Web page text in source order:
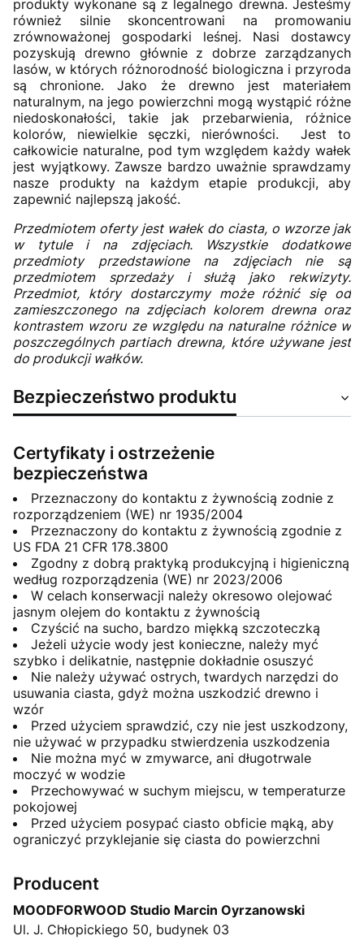
produkty wykonane są z legalnego drewna. Jesteśmy
również silnie skoncentrowani na promowaniu
zrównoważonej gospodarki leśnej. Nasi dostawcy
pozyskują drewno głównie z dobrze zarządzanych
lasów, w których różnorodność biologiczna i przyroda
są chronione. Jako że drewno jest materiałem
naturalnym, na jego powierzchni mogą wystąpić różne
niedoskonałości, takie jak przebarwienia, różnice
kolorów, niewielkie sęczki, nierówności. Jest to
całkowicie naturalne, pod tym względem każdy wałek
jest wyjątkowy. Zawsze bardzo uważnie sprawdzamy
nasze produkty na każdym etapie produkcji, aby
zapewnić najlepszą jakość.
Przedmiotem oferty jest wałek do ciasta, o wzorze jak
w tytule i na zdjęciach. Wszystkie dodatkowe
przedmioty przedstawione na zdjęciach nie są
przedmiotem sprzedaży i służą jako rekwizyty.
Przedmiot, który dostarczymy może różnić się od
zamieszczonego na zdjęciach kolorem drewna oraz
kontrastem wzoru ze względu na naturalne różnice w
poszczególnych partiach drewna, które używane jest
do produkcji wałków.
Bezpieczeństwo produktu
Certyfikaty i ostrzeżenie
bezpieczeństwa
Przeznaczony do kontaktu z żywnością zodnie z
rozporządzeniem (WE) nr 1935/2004
Przeznaczony do kontaktu z żywnością zgodnie z
US FDA 21 CFR 178.3800
Zgodny z dobrą praktyką produkcyjną i higieniczną
według rozporządzenia (WE) nr 2023/2006
W celach konserwacji należy okresowo olejować
jasnym olejem do kontaktu z żywnością
Czyścić na sucho, bardzo miękką szczoteczką
Jeżeli użycie wody jest konieczne, należy myć
szybko i delikatnie, następnie dokładnie osuszyć
Nie należy używać ostrych, twardych narzędzi do
usuwania ciasta, gdyż można uszkodzić drewno i
wzór
Przed użyciem sprawdzić, czy nie jest uszkodzony,
nie używać w przypadku stwierdzenia uszkodzenia
Nie można myć w zmywarce, ani długotrwale
moczyć w wodzie
Przechowywać w suchym miejscu, w temperaturze
pokojowej
Przed użyciem posypać ciasto obficie mąką, aby
ograniczyć przyklejanie się ciasta do powierzchni
Producent
MOODFORWOOD Studio Marcin Oyrzanowski
Ul. J. Chłopickiego 50, budynek 03